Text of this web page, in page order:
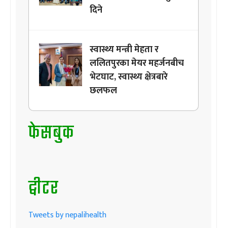
दिने
स्वास्थ्य मन्त्री मेहता र
ललितपुरका मेयर महर्जनबीच
भेटघाट, स्वास्थ्य क्षेत्रबारे
छलफल
फेसबुक
ट्वीटर
Tweets by nepalihealth